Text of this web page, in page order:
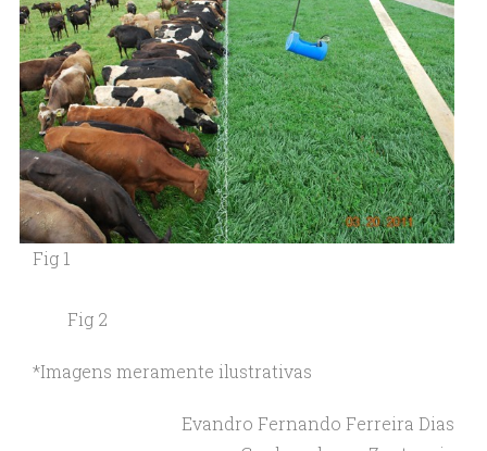
Fig 1
Fig 2
*Imagens meramente ilustrativas
Evandro Fernando Ferreira Dias